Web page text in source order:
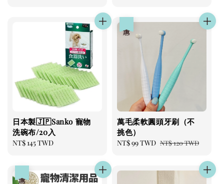
日本製🇯🇵Sanko 寵物
洗碗布/20入
Regular
NT$ 145 TWD
萬毛柔軟圓頭牙刷（不
挑色）
Sale
NT$ 99 TWD Regular
NT$ 120 TWD